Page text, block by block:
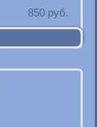
850 руб.